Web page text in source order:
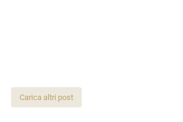
Carica altri post